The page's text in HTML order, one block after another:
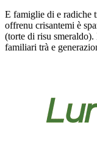
E famiglie di e radiche
offrenu crisantemi è
(torte di risu
familiari trà e